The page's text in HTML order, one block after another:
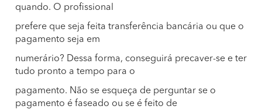
quando. O profissional
prefere que seja feita transferência bancária ou que o
pagamento seja em
numerário? Dessa forma, conseguirá precaver-se e ter
tudo pronto a tempo para o
pagamento. Não se esqueça de perguntar se o
pagamento é faseado ou se é feito de